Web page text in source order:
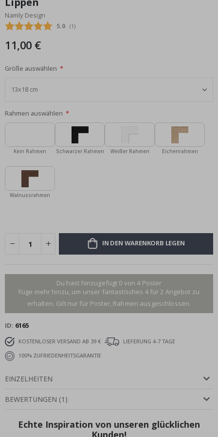
Bildgalerie
springen
Namly Design
Durchschnittliche Bewertung:
5.0 (abgegebene bewertungen:
1 )
11,00 €
Größe auswählen
Rahmen auswählen
Kein Rahmen Schwarzer Rahmen Weißer Rahmen Eichenrahmen
Walnussrahmen
IN DEN WARENKORB LEGEN
Du hast hinzugefügt 0 von 4 Poster
Füge mehr hinzu, um unser fantastisches 4 für 2 Angebot zu
erhalten. Gilt nur für Poster, Rahmen ausgeschlossen.
ID 6165
KOSTENLOSER VERSAND AB 39 €
LIEFERUNG 4-7 TAGE
100% ZUFRIEDENHEITSGARANTIE
EINZELHEITEN
BEWERTUNGEN (1 )
Echte Inspiration von unseren glücklichen
Kunden!